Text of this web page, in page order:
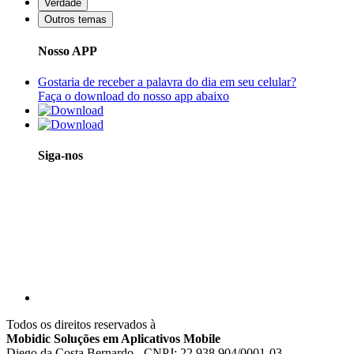
Verdade
Outros temas
Nosso APP
Gostaria de receber a palavra do dia em seu celular?
Faça o download do nosso app abaixo
Siga-nos
Todos os direitos reservados à
Mobidic Soluções em Aplicativos Mobile